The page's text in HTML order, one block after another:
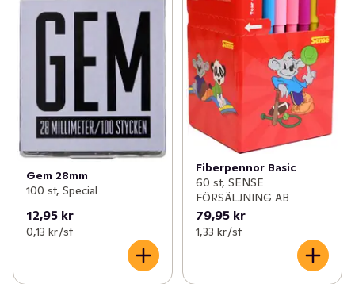
Gem 28mm
100 st, Special
12,95 kr
0,13 kr /st
Fiberpennor Basic
60 st, SENSE
FÖRSÄLJNING AB
79,95 kr
1,33 kr /st